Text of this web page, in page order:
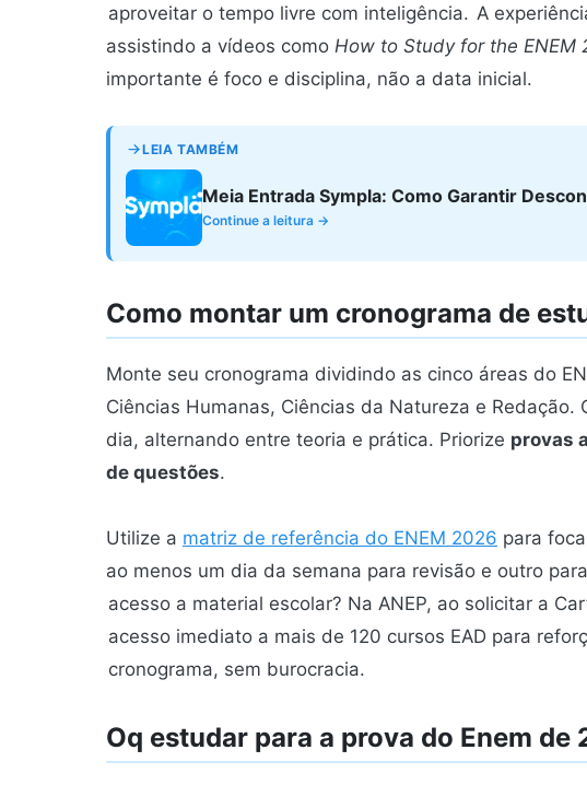
aproveitar o tempo livre com inteligência. A
assistindo a vídeos como How to Study for the ENEM
importante é foco e disciplina, não a data inicial.
LEIA TAMBÉM
Meia Entrada Sympla: Como Garantir
Continue a leitura →
Como montar um cronograma de
Monte seu cronograma dividindo as cinco áreas do
Ciências Humanas, Ciências da Natureza e
dia, alternando entre teoria e prática. Priorize provas
de questões.
Utilize a matriz de referência do ENEM 2026 para
ao menos um dia da semana para revisão e outro
acesso a material escolar? Na ANEP, ao solicitar a
acesso imediato a mais de 120 cursos EAD para
cronograma, sem burocracia.
Oq estudar para a prova do Enem de